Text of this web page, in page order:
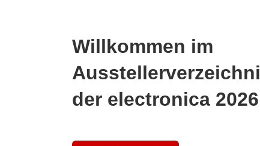
Willkommen im
der electronica 2026